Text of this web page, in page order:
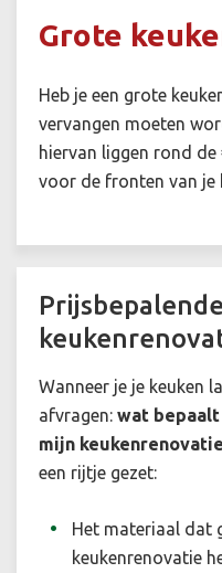
Grote
Heb je een grote
vervangen moeten
hiervan liggen rond
voor de fronten van je
Wanneer je je keuken
afvragen: wat
mijn
een rijtje gezet:
Het materiaal dat
keukenrenovatie